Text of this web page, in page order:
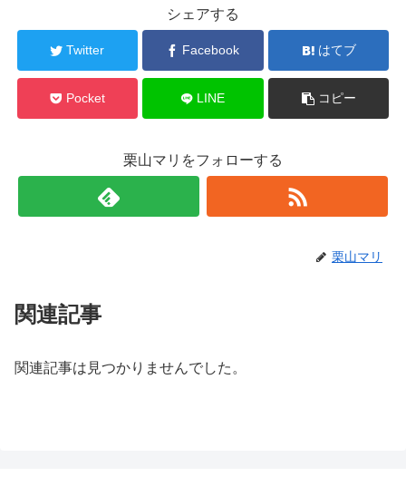
シェアする
Twitter Facebook はてブ
Pocket LINE コピー
栗山マリをフォローする
栗山マリ
関連記事
関連記事は見つかりませんでした。